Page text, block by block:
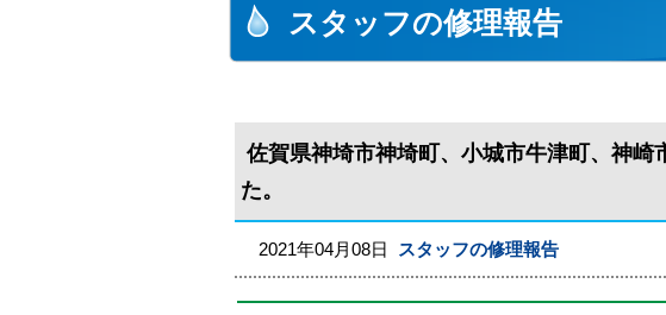
スタッフの修理報告
佐賀県神埼市神埼町、小城市牛津町、神崎
た。
2021年04月08日 スタッフの修理報告